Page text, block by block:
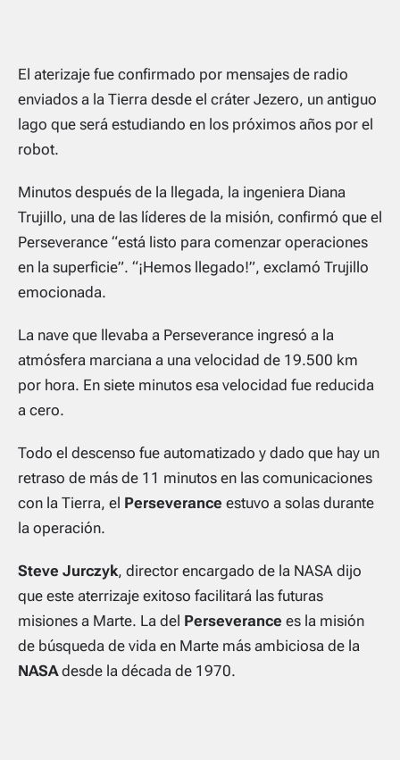
El aterizaje fue confirmado por mensajes de radio
enviados a la Tierra desde el cráter Jezero, un antiguo
lago que será estudiando en los próximos años por el
robot.
Minutos después de la llegada, la ingeniera Diana
Trujillo, una de las líderes de la misión, confirmó que el
Perseverance “está listo para comenzar operaciones
en la superficie”. “¡Hemos llegado!”, exclamó Trujillo
emocionada.
La nave que llevaba a Perseverance ingresó a la
atmósfera marciana a una velocidad de 19.500 km
por hora. En siete minutos esa velocidad fue reducida
a cero.
Todo el descenso fue automatizado y dado que hay un
retraso de más de 11 minutos en las comunicaciones
con la Tierra, el Perseverance estuvo a solas durante
la operación.
Steve Jurczyk, director encargado de la NASA dijo
que este aterrizaje exitoso facilitará las futuras
misiones a Marte. La del Perseverance es la misión
de búsqueda de vida en Marte más ambiciosa de la
NASAdesde la década de 1970.